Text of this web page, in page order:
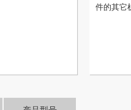
件的其它